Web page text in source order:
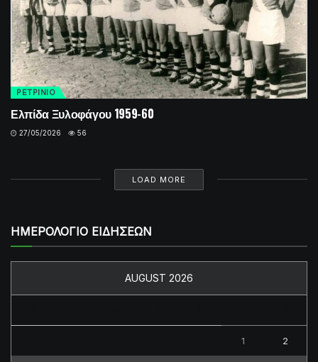
ΡΕΤΡINIO
Ελπίδα Ξυλοφάγου 1959-60
27/05/2026 56
LOAD MORE
ΗΜΕΡΟΛΟΓΙΟ ΕΙΔΗΣΕΩΝ
AUGUST 2026
1 2